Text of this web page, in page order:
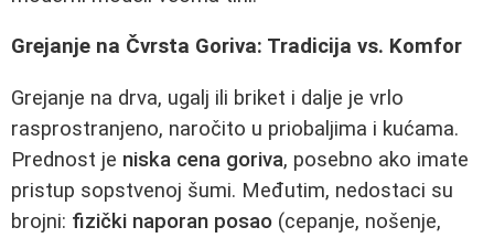
Grejanje na Čvrsta Goriva: Tradicija vs. Komfor
Grejanje na drva, ugalj ili briket i dalje je vrlo
rasprostranjeno, naročito u priobaljima i kućama.
Prednost je niska cena goriva, posebno ako imate
pristup sopstvenoj šumi. Međutim, nedostaci su
brojni: fizički naporan posao (cepanje, nošenje,